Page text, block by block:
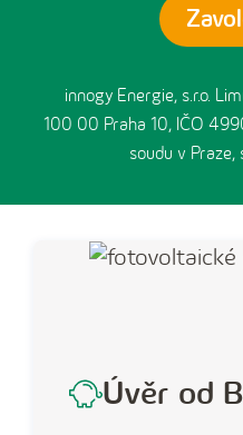
innogy Energie, s.r.o.
100 00 Praha 10, IČO
soudu v
Úvěr od